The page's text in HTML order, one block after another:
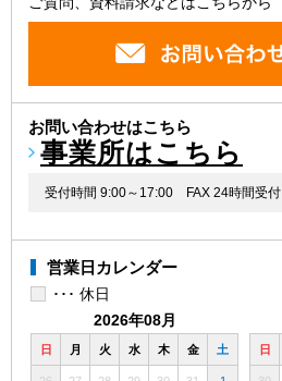
お問い合わせはこちら
事業所はこちら
受付時間 9:00～17:00 FAX 24時間受付
営業日カレンダー
･･･ 休日
2026年08月
日 月 火 水 木 金 土 日